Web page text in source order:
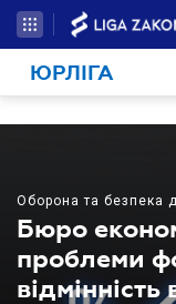
ЮРЛІГА
Оборона та безпека
Бюро
проблеми
відмінність